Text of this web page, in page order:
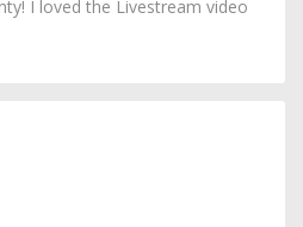
I loved the Livestream video